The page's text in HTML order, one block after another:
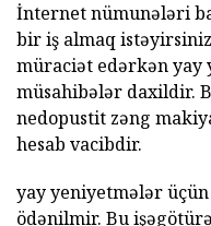
İnternet nümunələri
bir iş almaq
müraciət edərkən yay
müsahibələr daxildir.
nedopustit zəng
hesab vacibdir.
yay yeniyetmələr
ödənilmir. Bu